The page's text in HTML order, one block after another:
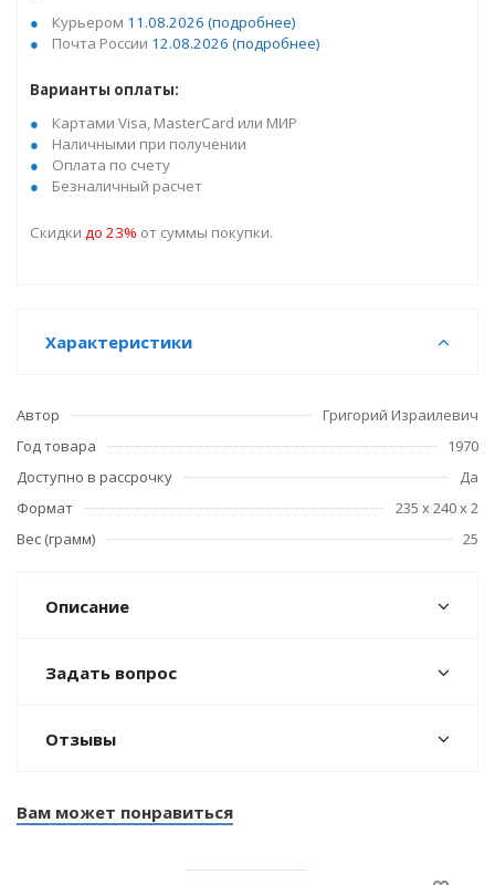
Курьером 11.08.2026 (подробнее)
Почта России 12.08.2026 (подробнее)
Варианты оплаты:
Картами Visa, MasterCard или МИР
Наличными при получении
Оплата по счету
Безналичный расчет
Скидки до 23% от суммы покупки.
Характеристики
Автор
Григорий Израилевич
Год товара
1970
Доступно в рассрочку
Да
Формат
235 х 240 х 2
Вес (грамм)
25
Описание
Задать вопрос
Отзывы
Вам может понравиться